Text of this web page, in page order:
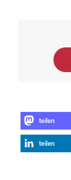
teilen
teilen